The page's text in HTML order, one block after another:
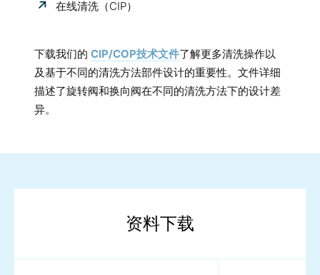
在线清洗（CIP）
下载我们的 CIP/COP技术文件了解更多清洗操作以
及基于不同的清洗方法部件设计的重要性。文件详细
描述了旋转阀和换向阀在不同的清洗方法下的设计差
异。
资料下载